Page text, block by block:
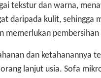
tekstur dan warna,
daripada kulit, sehingga
memerlukan pembersihan
dan ketahanannya
lanjut usia. Sofa